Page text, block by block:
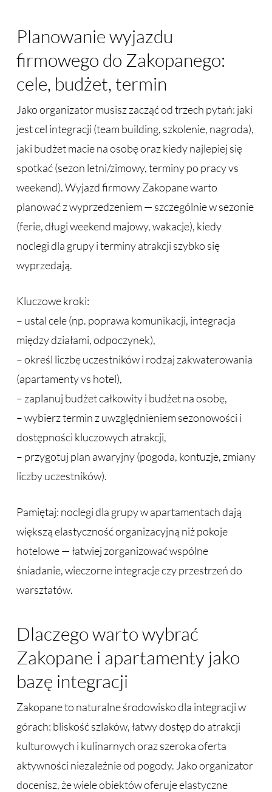
Planowanie wyjazdu
firmowego do Zakopanego:
cele, budżet, termin
Jako organizator musisz zacząć od trzech pytań: jaki
jest cel integracji (team building, szkolenie, nagroda),
jaki budżet macie na osobę oraz kiedy najlepiej się
spotkać (sezon letni/zimowy, terminy po pracy vs
weekend). Wyjazd firmowy Zakopane warto
planować z wyprzedzeniem — szczególnie w sezonie
(ferie, długi weekend majowy, wakacje), kiedy
noclegi dla grupy i terminy atrakcji szybko się
wyprzedają.
Kluczowe kroki:
– ustal cele (np. poprawa komunikacji, integracja
między działami, odpoczynek),
– określ liczbę uczestników i rodzaj zakwaterowania
(apartamenty vs hotel),
– zaplanuj budżet całkowity i budżet na osobę,
– wybierz termin z uwzględnieniem sezonowości i
dostępności kluczowych atrakcji,
– przygotuj plan awaryjny (pogoda, kontuzje, zmiany
liczby uczestników).
Pamiętaj: noclegi dla grupy w apartamentach dają
większą elastyczność organizacyjną niż pokoje
hotelowe — łatwiej zorganizować wspólne
śniadanie, wieczorne integracje czy przestrzeń do
warsztatów.
Dlaczego warto wybrać
Zakopane i apartamenty jako
bazę integracji
Zakopane to naturalne środowisko dla integracji w
górach: bliskość szlaków, łatwy dostęp do atrakcji
kulturowych i kulinarnych oraz szeroka oferta
aktywności niezależnie od pogody. Jako organizator
docenisz, że wiele obiektów oferuje elastyczne